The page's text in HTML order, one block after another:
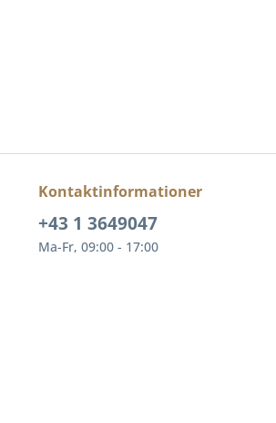
Kontaktinformationer
+43 1 3649047
Ma-Fr, 09:00 - 17:00